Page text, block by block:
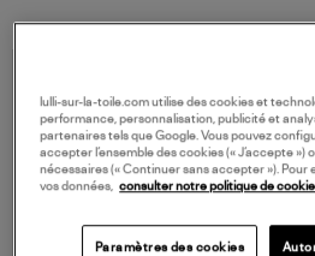
lulli-sur-la-toile.com utilise des cookies et
performance, personnalisation, publicité et
partenaires tels que Google. Vous pouvez
accepter l’ensemble des cookies (« J’accepte
nécessaires (« Continuer sans accepter »). Pour
vos données, consulter notre politique de
Paramètres des cookies